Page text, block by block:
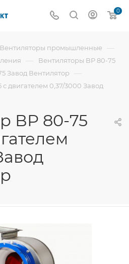
0
Вентиляторы промышленные —
— Вентиляторы ВР 80-75
Завод Вентилятор —
двигателем 0,37/3000 Завод
ВР 80-75